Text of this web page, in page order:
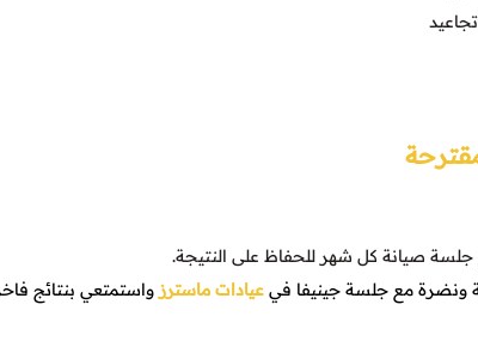
صيانة كل شهر للحفاظ على النتيجة.
ونضرة مع جلسة جينيفا في عيادات ماسترز واستمتعي بنتائج